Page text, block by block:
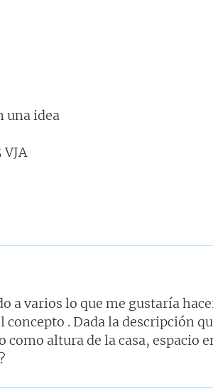
una idea
a varios lo que me gustaría
. Dada la descripción
altura de la casa, espacio